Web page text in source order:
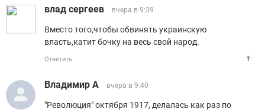
влад сергеев вчера в 9:39
Вместо того,чтобы обвинять украинскую
власть,катит бочку на весь свой народ.
Ответить
Владимир А вчера в 9:40
"Революция" октября 1917, делалась как раз по